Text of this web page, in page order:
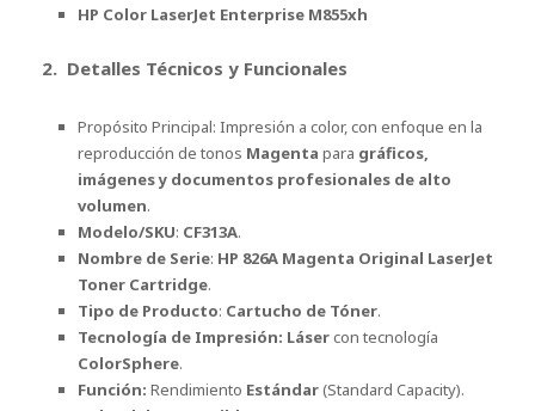
HP Color LaserJet Enterprise M855xh
2. Detalles Técnicos y Funcionales
Propósito Principal: Impresión a color, con enfoque en la
reproducción de tonos Magenta para gráficos,
imágenes y documentos profesionales de alto
volumen.
Modelo/SKU: CF313A.
Nombre de Serie: HP 826A Magenta Original LaserJet
Toner Cartridge.
Tipo de Producto: Cartucho de Tóner.
Tecnología de Impresión: Lásercon tecnología
ColorSphere.
Función: Rendimiento Estándar(Standard Capacity).